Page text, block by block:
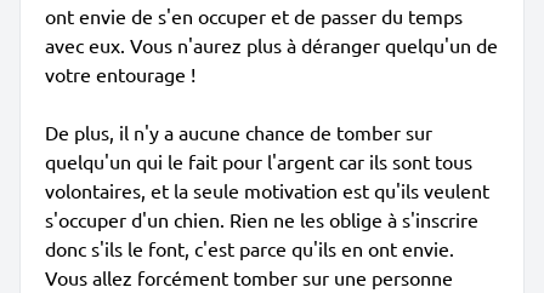
ont envie de s'en occuper et de passer du temps
avec eux. Vous n'aurez plus à déranger quelqu'un de
votre entourage !
De plus, il n'y a aucune chance de tomber sur
quelqu'un qui le fait pour l'argent car ils sont tous
volontaires, et la seule motivation est qu'ils veulent
s'occuper d'un chien. Rien ne les oblige à s'inscrire
donc s'ils le font, c'est parce qu'ils en ont envie.
Vous allez forcément tomber sur une personne